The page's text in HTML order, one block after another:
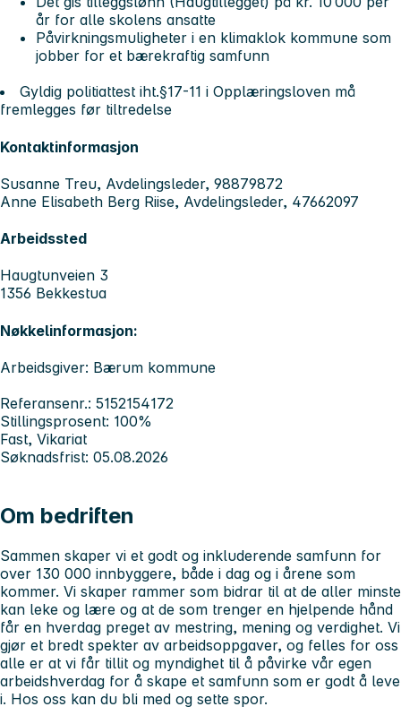
år for alle skolens ansatte
Påvirkningsmuligheter i en klimaklok kommune som
jobber for et bærekraftig samfunn
Gyldig politiattest iht.§17-11 i Opplæringsloven må
fremlegges før tiltredelse
Kontaktinformasjon
Susanne Treu, Avdelingsleder, 98879872
Anne Elisabeth Berg Riise, Avdelingsleder, 47662097
Arbeidssted
Haugtunveien 3
1356 Bekkestua
Nøkkelinformasjon:
Arbeidsgiver: Bærum kommune
Referansenr.: 5152154172
Stillingsprosent: 100%
Fast, Vikariat
Søknadsfrist: 05.08.2026
Om bedriften
Sammen skaper vi et godt og inkluderende samfunn for
over 130 000 innbyggere, både i dag og i årene som
kommer. Vi skaper rammer som bidrar til at de aller minste
kan leke og lære og at de som trenger en hjelpende hånd
får en hverdag preget av mestring, mening og verdighet. Vi
gjør et bredt spekter av arbeidsoppgaver, og felles for oss
alle er at vi får tillit og myndighet til å påvirke vår egen
arbeidshverdag for å skape et samfunn som er godt å leve
i. Hos oss kan du bli med og sette spor.